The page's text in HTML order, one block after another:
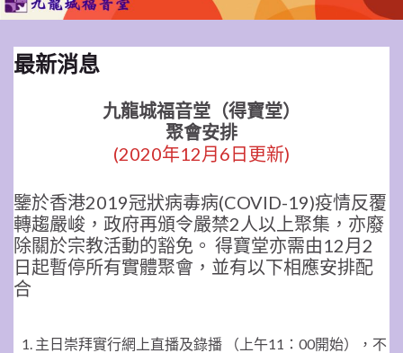
最新消息
九龍城福音堂（得寶堂）
聚會安排
(2020年12月6日更新)
鑒於香港2019冠狀病毒病(COVID-19)疫情反覆
轉趨嚴峻，政府再頒令嚴禁2人以上聚集，亦廢
除關於宗教活動的豁免。 得寶堂亦需由12月2
日起暫停所有實體聚會，並有以下相應安排配
合
主日崇拜實行網上直播及錄播 （上午11：00開始），不